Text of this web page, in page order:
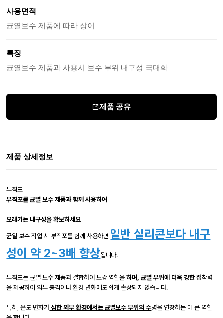
사용면적
균열보수 제품에 따라 상이
특징
균열보수 제품과 사용시 보수 부위 내구성 극대화
제품 공유
제품 상세정보
부직포
부직포를 균열 보수 제품과 함께 사용하여
오래가는 내구성을 확보하세요
균열 보수 작업 시 부직포를 함께 사용하면 일반 실리콘보다 내구
성이 약 2~3배 향상됩니다.
부직포는 균열 보수 제품과 결합하여 보강 역할을 하며, 균열 부위에 더욱 강한 접착력
을 제공하여 외부 충격이나 환경 변화에도 쉽게 손상되지 않습니다.
특히, 온도 변화가심한 외부 환경에서는 균열보수 부위의 수명을 연장하는 데 큰 역할